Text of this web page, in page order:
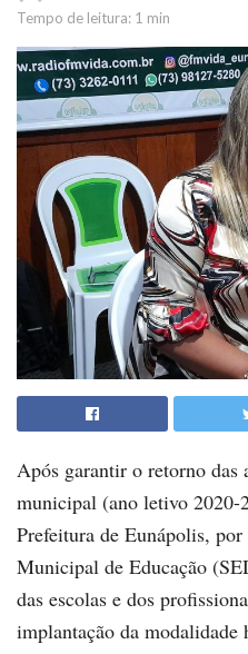
Tempo de leitura: 1 min
Após garantir o retorno das
municipal (ano letivo 2020-
Prefeitura de Eunápolis,
Municipal de Educação
das escolas e dos
implantação da